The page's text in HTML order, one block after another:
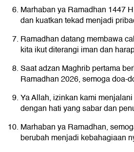
Marhaban ya Ramadhan 1447
dan kuatkan tekad menjadi
Ramadhan datang membawa
kita ikut diterangi iman dan
Saat adzan Maghrib pertama
Ramadhan 2026, semoga doa-
Ya Allah, izinkan kami
dengan hati yang sabar dan
Marhaban ya Ramadhan,
berubah menjadi kebahagiaan